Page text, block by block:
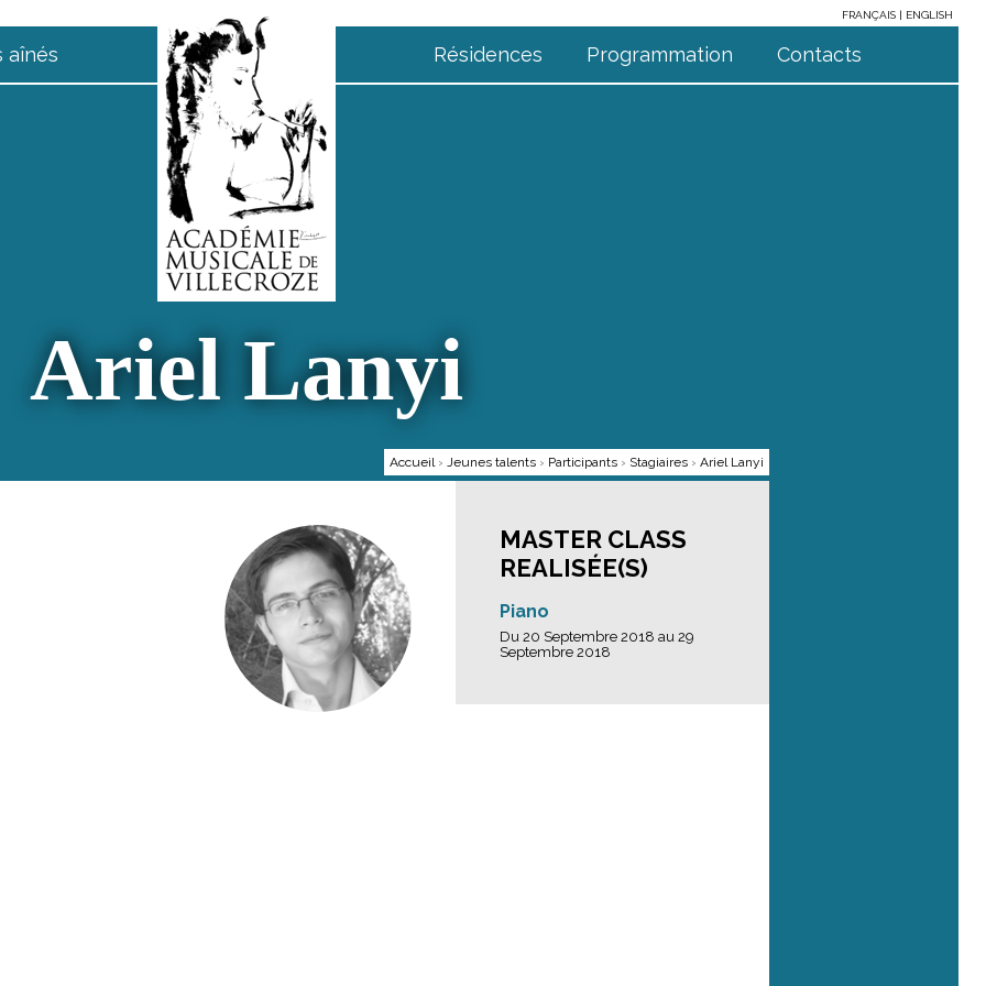
FRANÇAIS
ENGLISH
aînés Résidences Programmation Contacts
Ariel Lanyi
Accueil › Jeunes talents › Participants › Stagiaires › Ariel Lanyi
MASTER CLASS
REALISÉE(S)
Piano
Du 20 Septembre 2018 au 29
Septembre 2018